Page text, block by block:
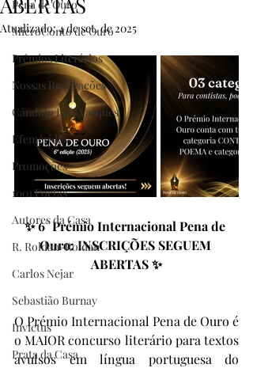
Pena de Ouro
MicroConto de Ouro
Prêmios Literários
Nossas Realizações
Cândido Luís Vasques
Efemérides
Promoções
1001 Poetas
Autores da Casa
R. Roldan-Roldan
Carlos Nejar
Sebastião Burnay
Invictus
Prata da Casa
Atualizado:4 de set. de 2025
✨ 6° Prémio Internacional Pena de
Ouro: INSCRIÇÕES SEGUEM
ABERTAS ✨
O Prémio Internacional Pena de Ouro é
o MAIOR concurso literário para textos
avulsos em língua portuguesa do